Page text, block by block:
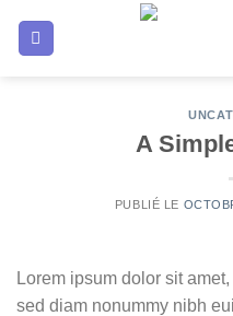
A
PUBLIÉ LE
Lorem ipsum dolor sit
sed diam nonummy nibh